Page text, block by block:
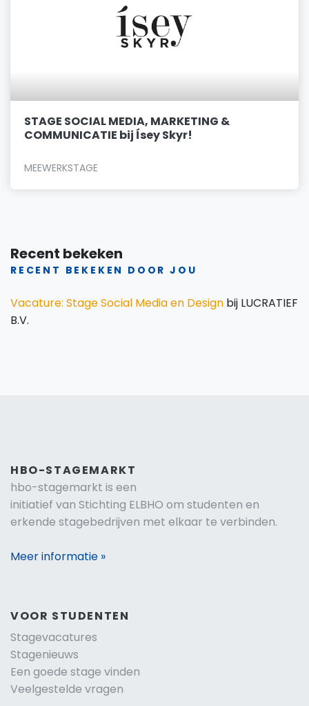
STAGE SOCIAL MEDIA, MARKETING &
COMMUNICATIE bij Ísey Skyr!
MEEWERKSTAGE
Recent bekeken
RECENT BEKEKEN DOOR JOU
Vacature: Stage Social Media en Design bij LUCRATIEF
B.V.
HBO-STAGEMARKT
hbo-stagemarkt is een
initiatief van Stichting ELBHO om studenten en
erkende stagebedrijven met elkaar te verbinden.
Meer informatie »
VOOR STUDENTEN
Stagevacatures
Stagenieuws
Een goede stage vinden
Veelgestelde vragen